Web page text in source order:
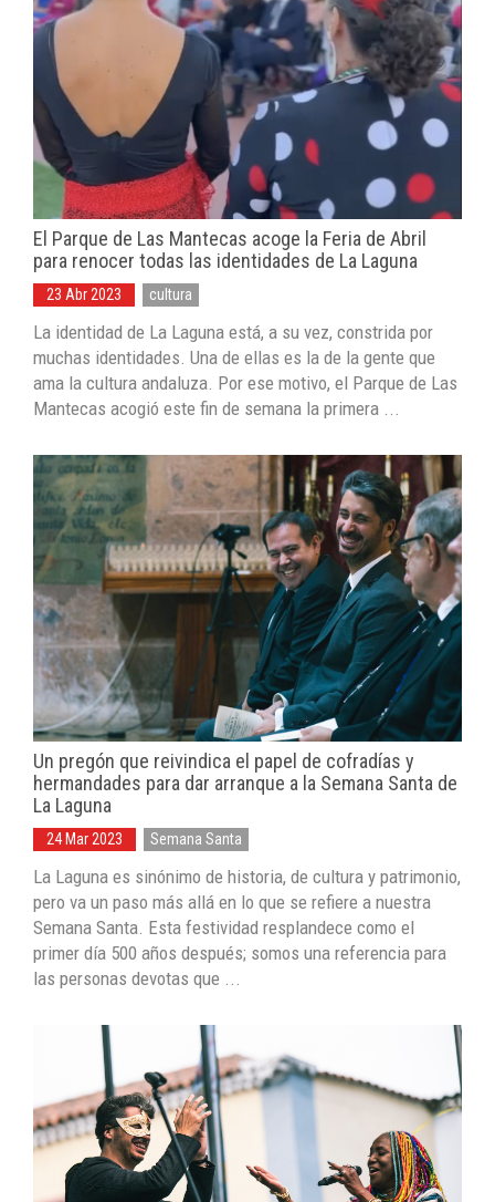
El Parque de Las Mantecas acoge la Feria de Abril
para renocer todas las identidades de La Laguna
23 Abr 2023 cultura
La identidad de La Laguna está, a su vez, constrida por
muchas identidades. Una de ellas es la de la gente que
ama la cultura andaluza. Por ese motivo, el Parque de Las
Mantecas acogió este fin de semana la primera ...
Un pregón que reivindica el papel de cofradías y
hermandades para dar arranque a la Semana Santa de
La Laguna
24 Mar 2023 Semana Santa
La Laguna es sinónimo de historia, de cultura y patrimonio,
pero va un paso más allá en lo que se refiere a nuestra
Semana Santa. Esta festividad resplandece como el
primer día 500 años después; somos una referencia para
las personas devotas que ...